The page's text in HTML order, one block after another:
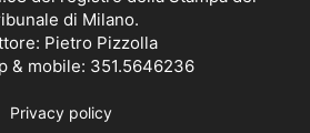
di Milano.
Pietro Pizzolla
& mobile: 351.5646236
Privacy policy